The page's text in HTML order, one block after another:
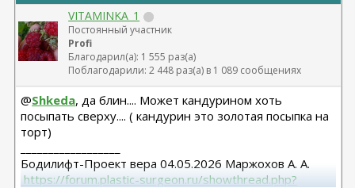
VITAMINKA_1
Постоянный участник
Profi
Благодарил(а): 1 555 раз(а)
Поблагодарили: 2 448 раз(а) в 1 089 сообщениях
@Shkeda, да блин.... Может кандурином хоть
посыпать сверху.... ( кандурин это золотая посыпка на
торт)
Бодилифт-Проект вера 04.05.2026 Маржохов А. А.
https://forum.plastic-surgeon.ru/showthread.php?